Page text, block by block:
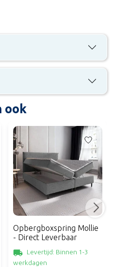
ook
Opbergboxspring Mollie
- Direct Leverbaar
Levertijd: Binnen 1-3
werkdagen